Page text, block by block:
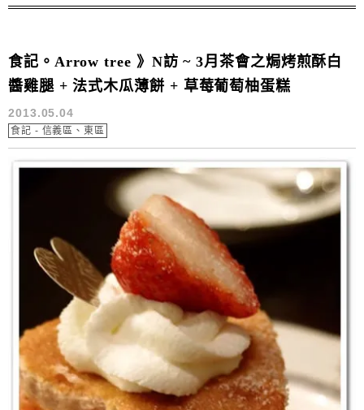
食記。Arrow tree 》N訪 ~ 3月茶會之焗烤煎酥白
醬雞腿 + 法式木瓜薄餅 + 草莓葡萄柚蛋糕
2013.05.04
食記 - 信義區、東區